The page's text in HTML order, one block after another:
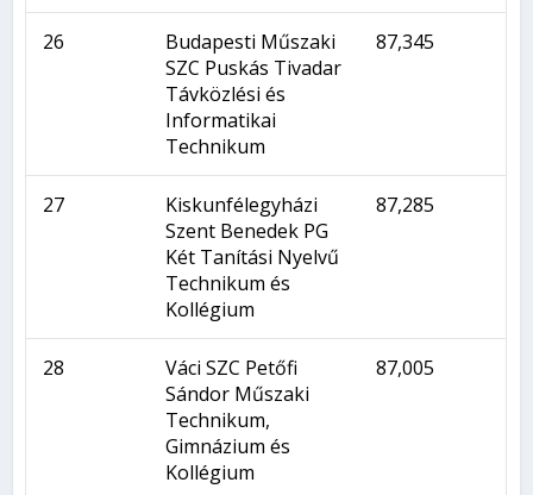
26
Budapesti Műszaki
SZC Puskás Tivadar
Távközlési és
Informatikai
Technikum
87,345
27
Kiskunfélegyházi
Szent Benedek PG
Két Tanítási Nyelvű
Technikum és
Kollégium
87,285
28
Váci SZC Petőfi
Sándor Műszaki
Technikum,
Gimnázium és
Kollégium
87,005